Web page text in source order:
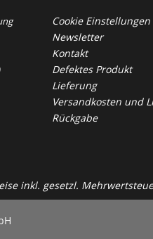
Cookie Einstellungen
Newsletter
Kontakt
Defektes Produkt
Lieferung
Versandkosten und
Rückgabe
inkl. gesetzl.